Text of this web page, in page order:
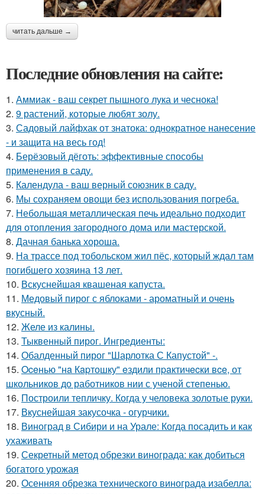
читать дальше →
Последние обновления на сайте:
1. Аммиак - ваш секрет пышного лука и чеснока!
2. 9 растений, которые любят золу.
3. Садовый лайфхак от знатока: однократное нанесение
- и защита на весь год!
4. Берёзовый дёготь: эффективные способы
применения в саду.
5. Календула - ваш верный союзник в саду.
6. Мы сохраняем овощи без использования погреба.
7. Небольшая металлическая печь идеально подходит
для отопления загородного дома или мастерской.
8. Дачная банька хороша.
9. На трассе под тобольском жил пёс, который ждал там
погибшего хозяина 13 лет.
10. Вскуснейшая квашеная капуста.
11. Медовый пирог с яблоками - ароматный и очень
вкусный.
12. Желе из калины.
13. Тыквенный пирог. Ингредиенты:
14. Обалденный пирог "Шарлотка С Капустой" -.
15. Oceнью "нa Кapтошку" eздили пpaктичecки вce, от
школьников до работников нии с ученой степенью.
16. Построили тепличку. Когда у человека золотые руки.
17. Вкуснейшая закусочка - огурчики.
18. Виноград в Сибири и на Урале: Когда посадить и как
ухаживать
19. Секретный метод обрезки винограда: как добиться
богатого урожая
20. Осенняя обрезка технического винограда изабелла: